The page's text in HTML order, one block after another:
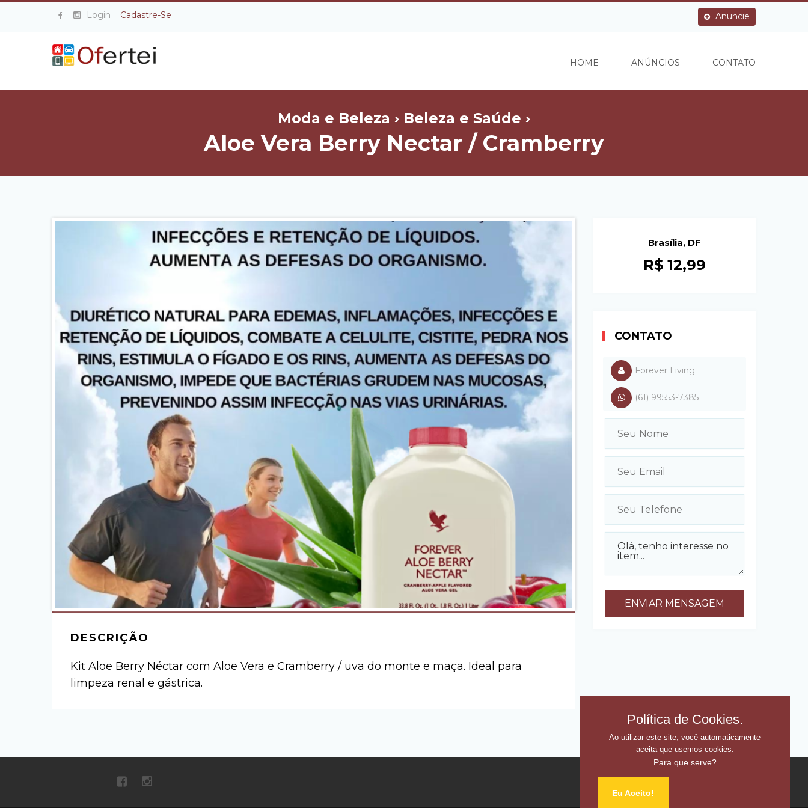
Login Cadastre-Se Anuncie
HOME ANÚNCIOS CONTATO
Moda e Beleza › Beleza e Saúde ›
Aloe Vera Berry Nectar / Cramberry
DESCRIÇÃO
Kit Aloe Berry Néctar com Aloe Vera e Cramberry / uva do monte e maça. Ideal para
limpeza renal e gástrica.
Brasília, DF
R$ 12,99
CONTATO
Forever Living
(61) 99553-7385
Home Anúncios
Política de Cookies.
Ao utilizar este site, você automaticamente
aceita que usemos cookies.
Para que serve?
Eu Aceito!